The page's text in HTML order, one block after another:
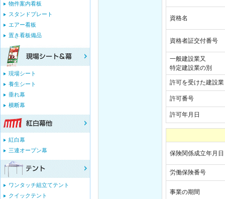
資格名
資格者証交付番号
一般建設業又
特定建設業の別
許可を受けた建設業
許可番号
許可年月日
保険関係成立年月日
労働保険番号
事業の期間
物件案内看板
スタンドプレート
エアー看板
置き看板備品
現場シート
養生シート
垂れ幕
横断幕
紅白幕
三連オープン幕
ワンタッチ組立てテント
クイックテント